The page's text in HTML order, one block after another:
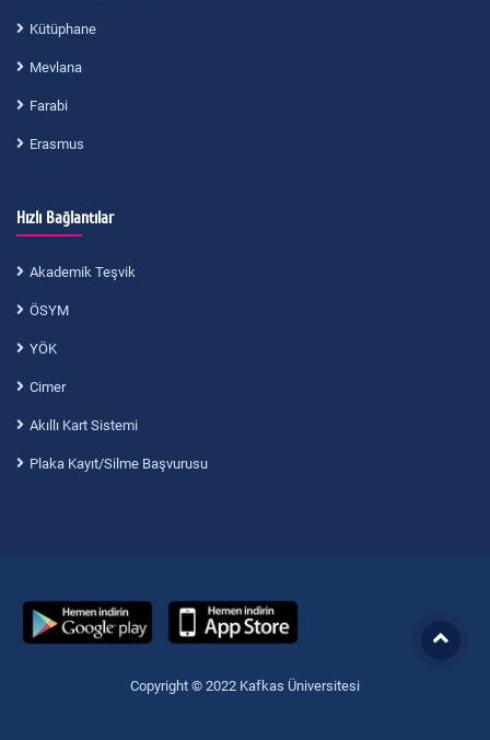
Kütüphane
Mevlana
Farabi
Erasmus
Hızlı Bağlantılar
Akademik Teşvik
ÖSYM
YÖK
Cimer
Akıllı Kart Sistemi
Plaka Kayıt/Silme Başvurusu
Copyright © 2022 Kafkas Üniversitesi